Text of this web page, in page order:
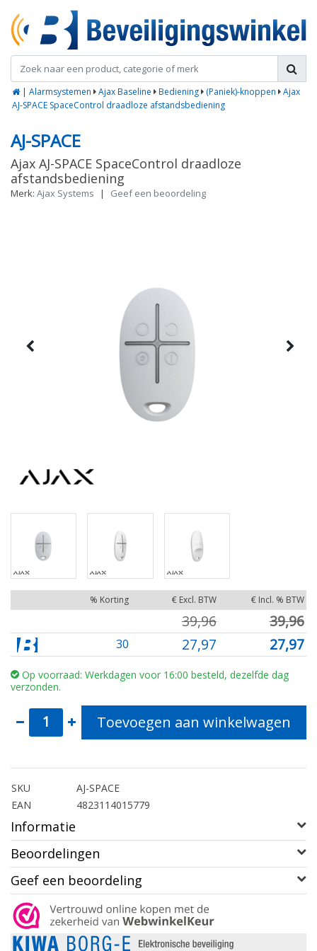
| Alarmsystemen Ajax Baseline Bediening (Paniek)-knoppen
Ajax
AJ-SPACE SpaceControl draadloze afstandsbediening
AJ-SPACE
Ajax AJ-SPACE SpaceControl draadloze
afstandsbediening
Merk: Ajax Systems | Geef een beoordeling
% Korting € Excl. BTW € Incl. % BTW
39,96 39,96
30 27,97 27,97
Op voorraad: Werkdagen voor 16:00 besteld, dezelfde dag
verzonden.
Toevoegen aan winkelwagen
SKU
AJ-SPACE
EAN
4823114015779
Informatie
Beoordelingen
Geef een beoordeling